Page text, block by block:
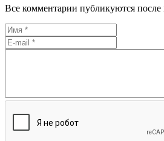
Все комментарии публикуются